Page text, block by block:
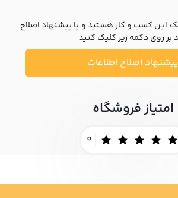
این کسب و کار هستید و یا پیشنهاد اصلاح
بر روی دکمه زیر کلیک کنید
پیشنهاد اصلاح اطلاعات
امتیاز فروشگاه
0